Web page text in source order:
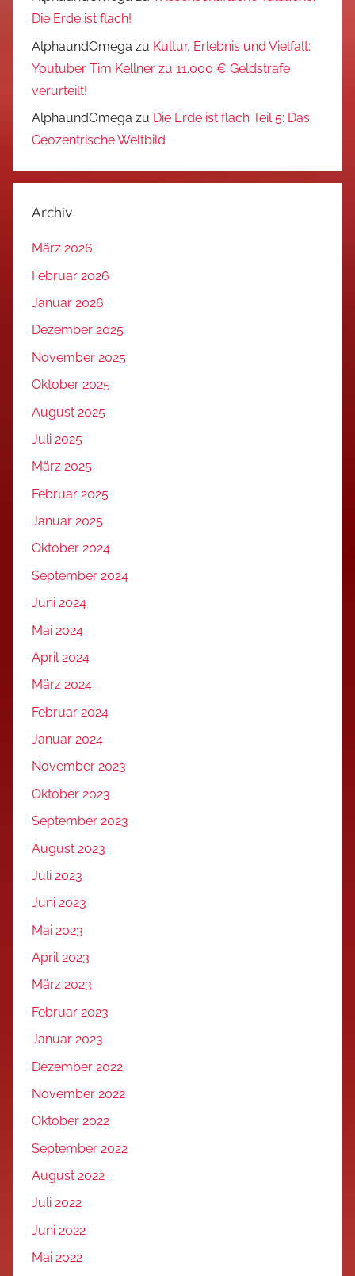
Die Erde ist flach!
AlphaundOmega zu Kultur, Erlebnis und Vielfalt:
Youtuber Tim Kellner zu 11.000 € Geldstrafe
verurteilt!
AlphaundOmega zu Die Erde ist flach Teil 5: Das
Geozentrische Weltbild
Archiv
März 2026
Februar 2026
Januar 2026
Dezember 2025
November 2025
Oktober 2025
August 2025
Juli 2025
März 2025
Februar 2025
Januar 2025
Oktober 2024
September 2024
Juni 2024
Mai 2024
April 2024
März 2024
Februar 2024
Januar 2024
November 2023
Oktober 2023
September 2023
August 2023
Juli 2023
Juni 2023
Mai 2023
April 2023
März 2023
Februar 2023
Januar 2023
Dezember 2022
November 2022
Oktober 2022
September 2022
August 2022
Juli 2022
Juni 2022
Mai 2022